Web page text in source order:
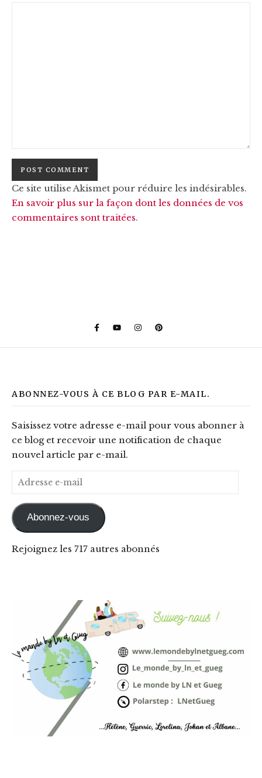
Ce site utilise Akismet pour réduire les indésirables.
En savoir plus sur la façon dont les données de vos
commentaires sont traitées.
ABONNEZ-VOUS À CE BLOG PAR E-MAIL.
Saisissez votre adresse e-mail pour vous abonner à
ce blog et recevoir une notification de chaque
nouvel article par e-mail.
Adresse e-mail
Abonnez-vous
Rejoignez les 717 autres abonnés